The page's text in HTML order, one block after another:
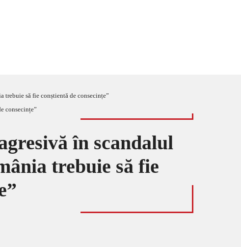
trebuie să fie conștientă de consecințe”
în scandalul
trebuie să fie